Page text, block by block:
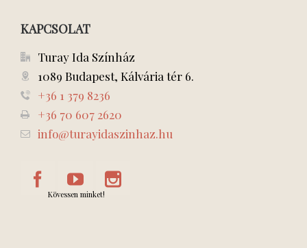
KAPCSOLAT
Turay Ida Színház
1089 Budapest, Kálvária tér 6.
+36 1 379 8236
+36 70 607 2620
info@turayidaszinhaz.hu
Kövessen minket!